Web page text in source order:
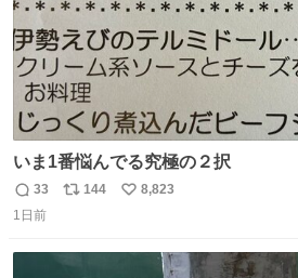
いま1番悩んでる究極の２択
返
信
33
リ
ト
144
い
8,823
1日前